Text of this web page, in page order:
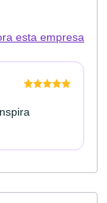
esta empresa